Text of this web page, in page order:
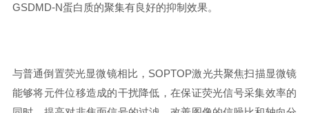
GSDMD-N蛋白质的聚集有良好的抑制效果。
与普通倒置荧光显微镜相比，SOPTOP激光共聚焦扫描显微镜
能够将元件位移造成的干扰降低，在保证荧光信号采集效率的